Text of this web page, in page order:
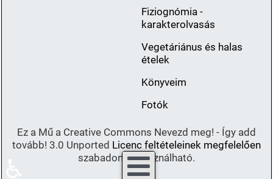
Fiziognómia -
karakterolvasás
Vegetáriánus és halas
ételek
Könyveim
Fotók
Ez a Mű a Creative Commons Nevezd meg! - Így add
tovább! 3.0 Unported Licenc feltételeinek megfelelően
szabadon felhasználható.